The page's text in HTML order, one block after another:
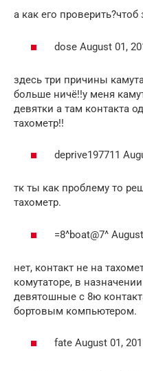
а как его
dose August 01,
здесь три причины
больше ничё!!у меня
девятки а там контакта
тахометр!!
deprive197711
тк ты как проблему то
тахометр.
=8^boat@7^
нет, контакт не на
комутаторе, в
девятошные с 8ю
бортовым компьютером.
fate August 01,